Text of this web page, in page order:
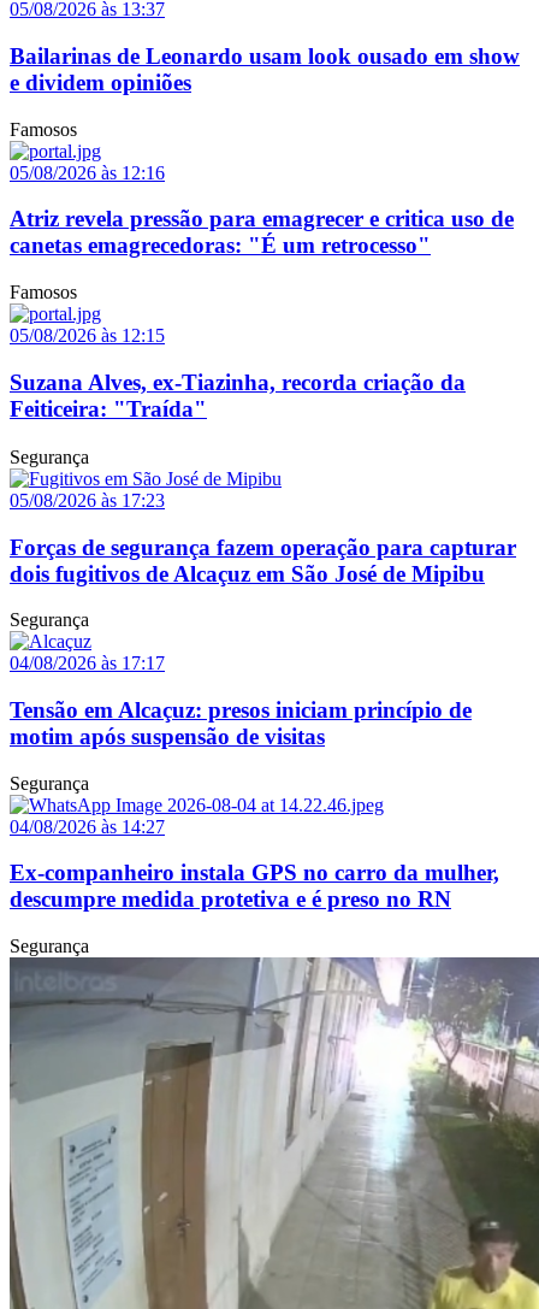
05/08/2026 às 13:37
Bailarinas de Leonardo usam look ousado em show
e dividem opiniões
Famosos
05/08/2026 às 12:16
Atriz revela pressão para emagrecer e critica uso de
canetas emagrecedoras: "É um retrocesso"
Famosos
05/08/2026 às 12:15
Suzana Alves, ex-Tiazinha, recorda criação da
Feiticeira: "Traída"
Segurança
05/08/2026 às 17:23
Forças de segurança fazem operação para capturar
dois fugitivos de Alcaçuz em São José de Mipibu
Segurança
04/08/2026 às 17:17
Tensão em Alcaçuz: presos iniciam princípio de
motim após suspensão de visitas
Segurança
04/08/2026 às 14:27
Ex-companheiro instala GPS no carro da mulher,
descumpre medida protetiva e é preso no RN
Segurança